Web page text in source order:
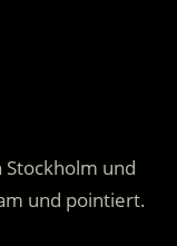
Stockholm und
und pointiert.